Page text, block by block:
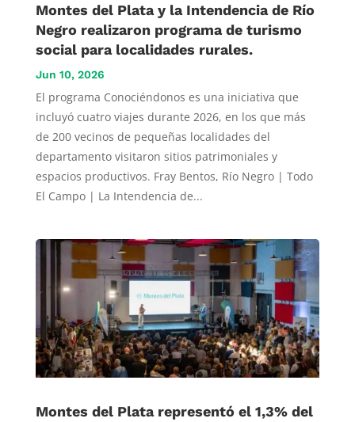
Montes del Plata y la Intendencia de Río
Negro realizaron programa de turismo
social para localidades rurales.
Jun 10, 2026
El programa Conociéndonos es una iniciativa que
incluyó cuatro viajes durante 2026, en los que más
de 200 vecinos de pequeñas localidades del
departamento visitaron sitios patrimoniales y
espacios productivos. Fray Bentos, Río Negro | Todo
El Campo | La Intendencia de...
Montes del Plata representó el 1,3% del